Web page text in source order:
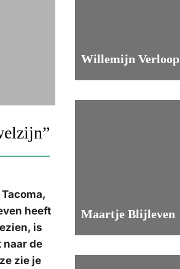
heeft
is
naar de
zie je
Willemijn Verloop
Maartje Blijleven